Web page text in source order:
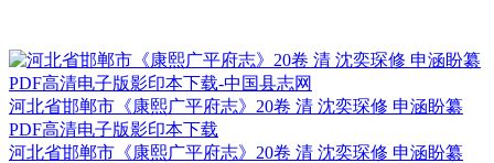
河北省邯郸市《康熙广平府志》20卷 清 沈奕琛修 申涵盼纂
PDF高清电子版影印本下载
河北省邯郸市《康熙广平府志》20卷 清 沈奕琛修 申涵盼纂